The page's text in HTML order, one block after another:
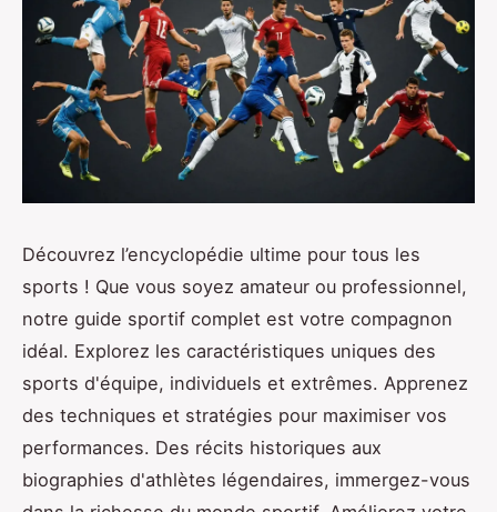
Découvrez l’encyclopédie ultime pour tous les
sports ! Que vous soyez amateur ou professionnel,
notre guide sportif complet est votre compagnon
idéal. Explorez les caractéristiques uniques des
sports d'équipe, individuels et extrêmes. Apprenez
des techniques et stratégies pour maximiser vos
performances. Des récits historiques aux
biographies d'athlètes légendaires, immergez-vous